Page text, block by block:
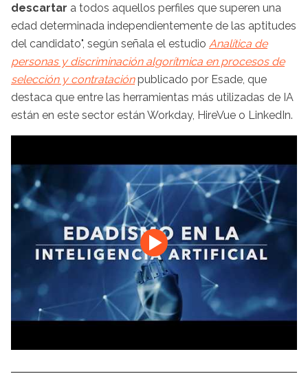
descartar a todos aquellos perfiles que superen una
edad determinada independientemente de las aptitudes
del candidato", según señala el estudio Analítica de
personas y discriminación algorítmica en procesos de
selección y contratación publicado por Esade, que
destaca que entre las herramientas más utilizadas de IA
están en este sector están Workday, HireVue o LinkedIn.